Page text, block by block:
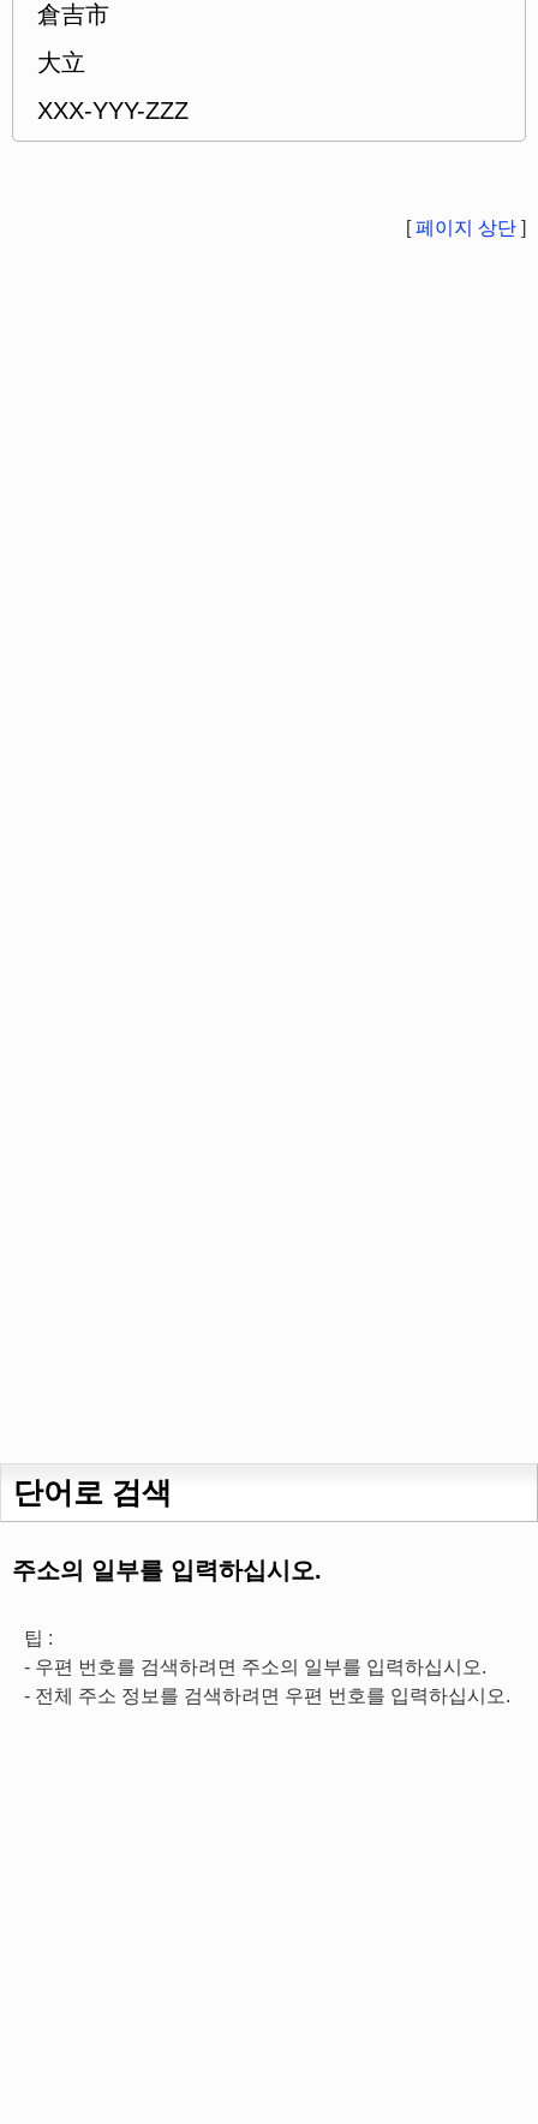
倉吉市
大立
XXX-YYY-ZZZ
[페이지 상단 ]
단어로 검색
주소의 일부를 입력하십시오.
팁 :
- 우편 번호를 검색하려면 주소의 일부를 입력하십시오.
- 전체 주소 정보를 검색하려면 우편 번호를 입력하십시오.